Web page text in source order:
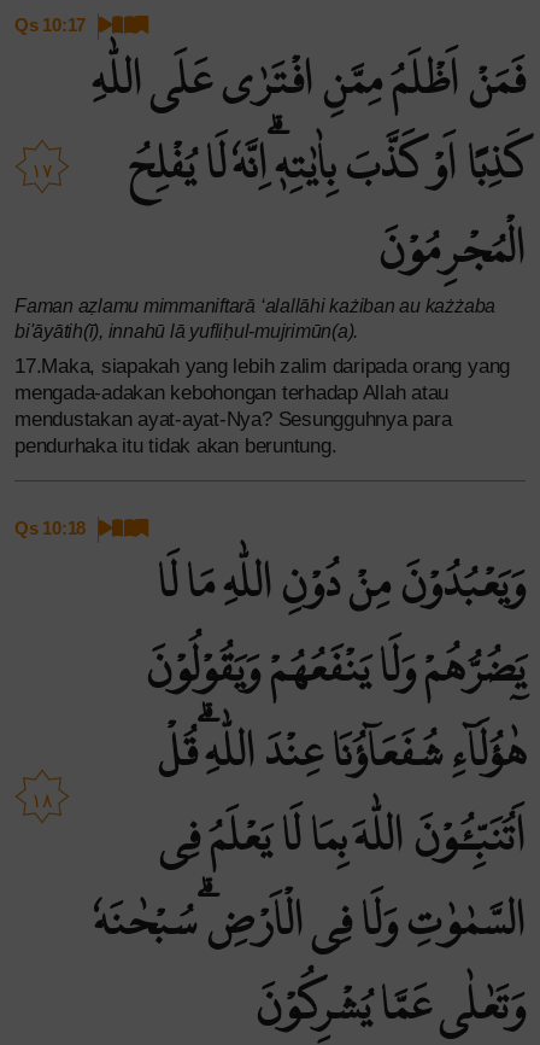
Qs 10:17
١٧
فَمَنْ اَظْلَمُ مِمَّنِ افْتَرٰى عَلَى اللّٰهِ
كَذِبًا اَوْ كَذَّبَ بِاٰيٰتِهٖۗ اِنَّهٗ لَا يُفْلِحُ
الْمُجْرِمُوْنَ
Faman aẓlamu mimmaniftarā ‘alallāhi każiban au każżaba
bi'āyātih(ī), innahū lā yufliḥul-mujrimūn(a).
17.Maka, siapakah yang lebih zalim daripada orang yang
mengada-adakan kebohongan terhadap Allah atau
mendustakan ayat-ayat-Nya? Sesungguhnya para
pendurhaka itu tidak akan beruntung.
Qs 10:18
١٨
وَيَعْبُدُوْنَ مِنْ دُوْنِ اللّٰهِ مَا لَا
يَضُرُّهُمْ وَلَا يَنْفَعُهُمْ وَيَقُوْلُوْنَ
هٰٓؤُلَاۤءِ شُفَعَاۤؤُنَا عِنْدَ اللّٰهِ ۗقُلْ
اَتُنَبِّـُٔوْنَ اللّٰهَ بِمَا لَا يَعْلَمُ فِى
السَّمٰوٰتِ وَلَا فِى الْاَرْضِۗ سُبْحٰنَهٗ
وَتَعٰلٰى عَمَّا يُشْرِكُوْنَ